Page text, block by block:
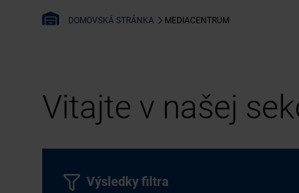
DOMOVSKÁ STRÁNKA MEDIACENTRUM
Vitajte v našej
Výsledky filtra